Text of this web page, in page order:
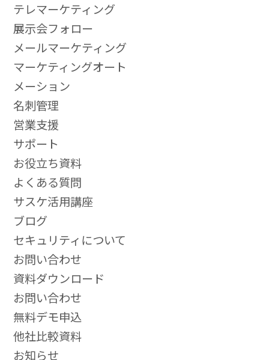
テレマーケティング
展示会フォロー
メールマーケティング
マーケティングオート
メーション
名刺管理
営業支援
サポート
お役立ち資料
よくある質問
サスケ活用講座
ブログ
セキュリティについて
お問い合わせ
資料ダウンロード
お問い合わせ
無料デモ申込
他社比較資料
お知らせ